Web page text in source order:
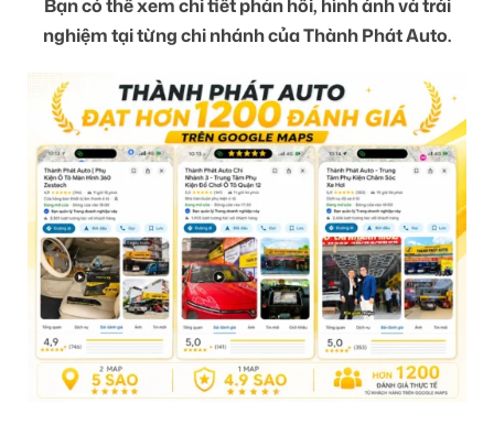
Bạn có thể xem chi tiết phản hồi, hình ảnh và trải
nghiệm tại từng chi nhánh của Thành Phát Auto.